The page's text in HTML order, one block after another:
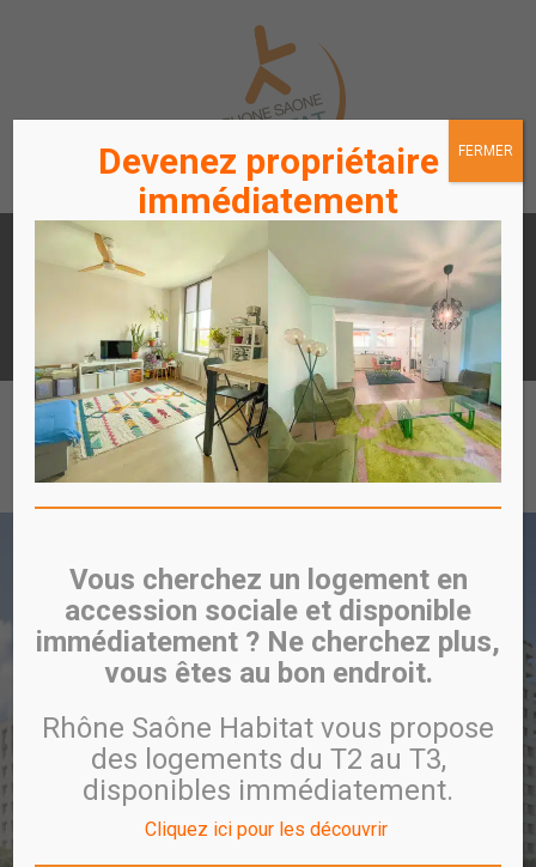
ACHETER
UN APPARTEMENT
UN APPARTEMENT /
STATIONNEMENT
ACCÈS
LOCATAIRES / PROPRIÉTAIRES
ACCÈS
COPROPRIÉTAIRES
le
menu
Devenez propriétaire
immédiatement
Vous cherchez un logement en
accession sociale et disponible
immédiatement ? Ne cherchez plus,
vous êtes au bon endroit.
Rhône Saône Habitat vous propose
des logements du T2 au T3,
disponibles immédiatement.
Cliquez ici pour les découvrir
FERMER